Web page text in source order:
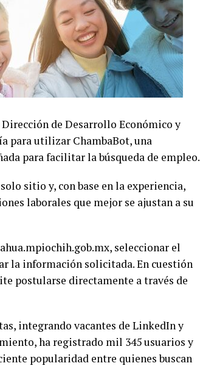
de Desarrollo Económico y
para utilizar ChambaBot, una
para facilitar la búsqueda de empleo.
sitio y, con base en la experiencia,
laborales que mejor se ajustan a su
seleccionar el
la información solicitada. En cuestión
postularse directamente a través de
integrando vacantes de LinkedIn y
ha registrado mil 345 usuarios y
popularidad entre quienes buscan